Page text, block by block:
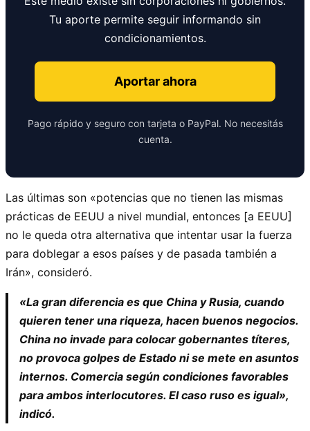
Tu aporte permite seguir informando sin
condicionamientos.
Aportar ahora
Pago rápido y seguro con tarjeta o PayPal. No necesitás
cuenta.
Las últimas son «potencias que no tienen las mismas
prácticas de EEUU a nivel mundial, entonces [a EEUU]
no le queda otra alternativa que intentar usar la fuerza
para doblegar a esos países y de pasada también a
Irán», consideró.
«La gran diferencia es que China y Rusia, cuando
quieren tener una riqueza, hacen buenos negocios.
China no invade para colocar gobernantes títeres,
no provoca golpes de Estado ni se mete en asuntos
internos. Comercia según condiciones favorables
para ambos interlocutores. El caso ruso es igual»,
indicó.